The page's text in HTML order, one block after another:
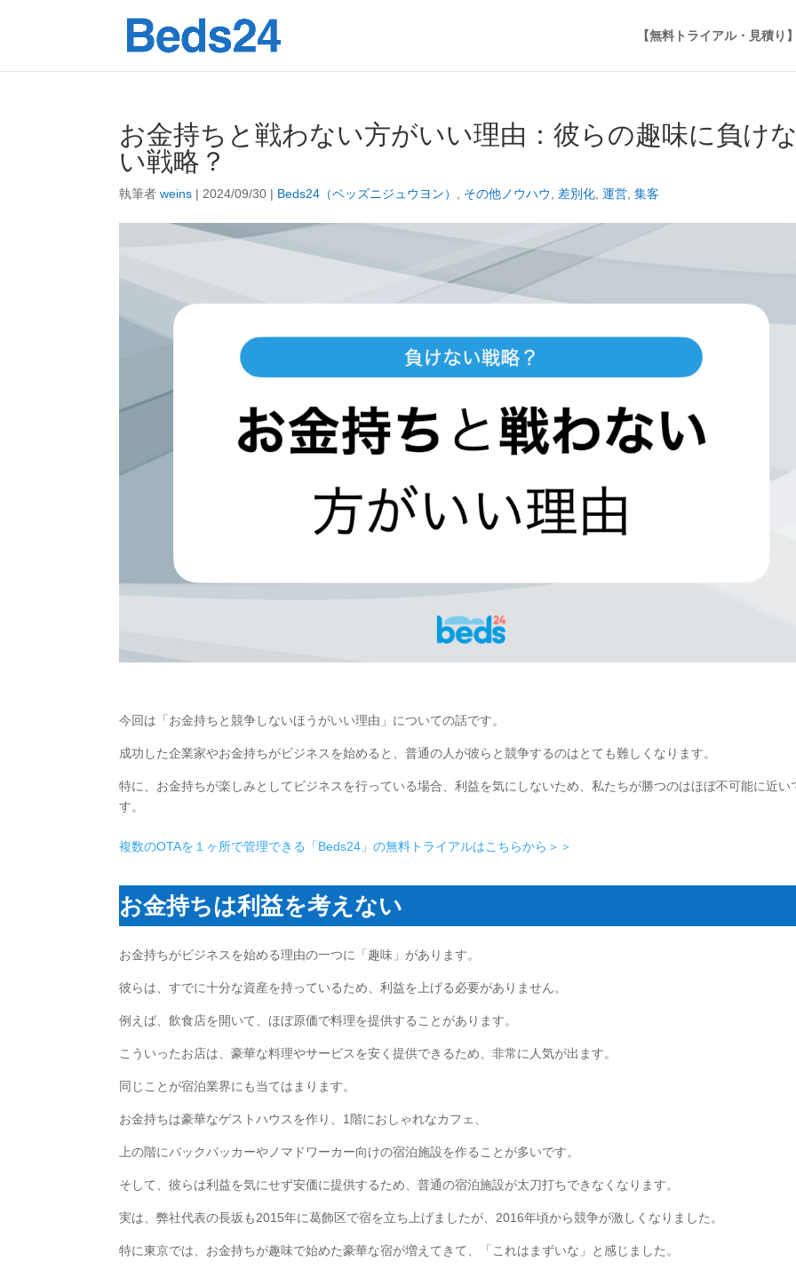
【無料トライアル・見積り
お金持ちと戦わない方がいい理由：彼らの趣味に負け
い戦略？
執筆者weins | 2024/09/30 | Beds24（ベッズニジュウヨン） その他ノウハウ 差別化 ,運営 ,集客
今回は「お金持ちと競争しないほうがいい理由」についての話です。
成功した企業家やお金持ちがビジネスを始めると、普通の人が彼らと競争するのはとても難しくなります。
特に、お金持ちが楽しみとしてビジネスを行っている場合、利益を気にしないため、私たちが勝つのはほぼ不可能に近い
す。
複数のOTAを１ヶ所で管理できる「Beds24」の無料トライアルはこちらから＞＞
お金持ちは利益を考えない
お金持ちがビジネスを始める理由の一つに「趣味」があります。
彼らは、すでに十分な資産を持っているため、利益を上げる必要がありません。
例えば、飲食店を開いて、ほぼ原価で料理を提供することがあります。
こういったお店は、豪華な料理やサービスを安く提供できるため、非常に人気が出ます。
同じことが宿泊業界にも当てはまります。
お金持ちは豪華なゲストハウスを作り、1階におしゃれなカフェ、
上の階にバックパッカーやノマドワーカー向けの宿泊施設を作ることが多いです。
そして、彼らは利益を気にせず安価に提供するため、普通の宿泊施設が太刀打ちできなくなります。
実は、弊社代表の長坂も2015年に葛飾区で宿を立ち上げましたが、2016年頃から競争が激しくなりました。
特に東京では、お金持ちが趣味で始めた豪華な宿が増えてきて、「これはまずいな」と感じました。